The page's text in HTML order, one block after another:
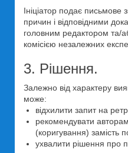
Ініціатор подає
причин і відповідними
головним редактором та/
комісією незалежних
3. Рішення.
Залежно від характеру
може:
відхилити запит на
рекомендувати
(коригування) замість
ухвалити рішення про